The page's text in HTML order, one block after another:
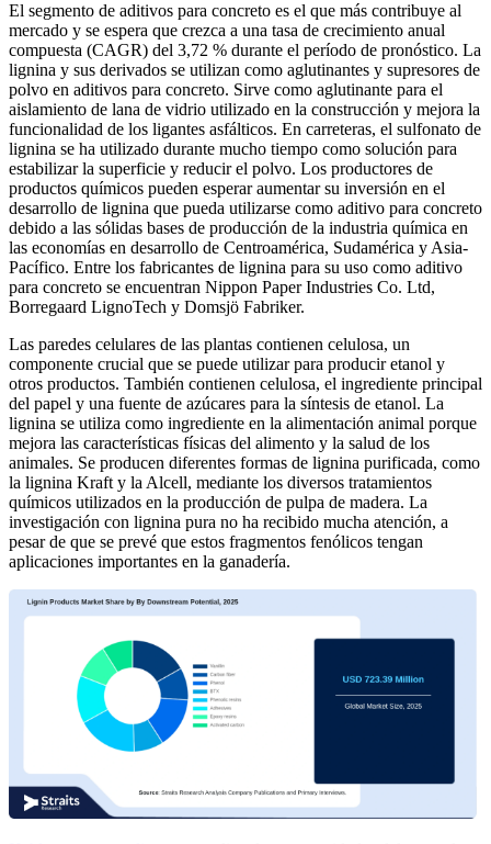
El segmento de aditivos para concreto es el que más contribuye al
mercado y se espera que crezca a una tasa de crecimiento anual
compuesta (CAGR) del 3,72 % durante el período de pronóstico. La
lignina y sus derivados se utilizan como aglutinantes y supresores de
polvo en aditivos para concreto. Sirve como aglutinante para el
aislamiento de lana de vidrio utilizado en la construcción y mejora la
funcionalidad de los ligantes asfálticos. En carreteras, el sulfonato de
lignina se ha utilizado durante mucho tiempo como solución para
estabilizar la superficie y reducir el polvo. Los productores de
productos químicos pueden esperar aumentar su inversión en el
desarrollo de lignina que pueda utilizarse como aditivo para concreto
debido a las sólidas bases de producción de la industria química en
las economías en desarrollo de Centroamérica, Sudamérica y Asia-
Pacífico. Entre los fabricantes de lignina para su uso como aditivo
para concreto se encuentran Nippon Paper Industries Co. Ltd,
Borregaard LignoTech y Domsjö Fabriker.
Las paredes celulares de las plantas contienen celulosa, un
componente crucial que se puede utilizar para producir etanol y
otros productos. También contienen celulosa, el ingrediente principal
del papel y una fuente de azúcares para la síntesis de etanol. La
lignina se utiliza como ingrediente en la alimentación animal porque
mejora las características físicas del alimento y la salud de los
animales. Se producen diferentes formas de lignina purificada, como
la lignina Kraft y la Alcell, mediante los diversos tratamientos
químicos utilizados en la producción de pulpa de madera. La
investigación con lignina pura no ha recibido mucha atención, a
pesar de que se prevé que estos fragmentos fenólicos tengan
aplicaciones importantes en la ganadería.